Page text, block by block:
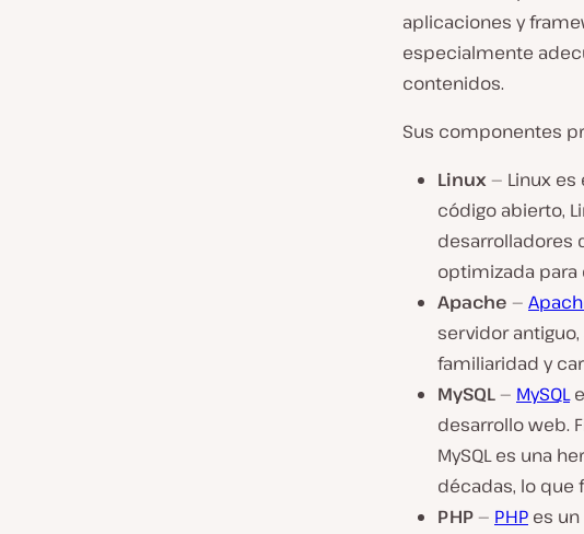
aplicaciones y
especialmente
contenidos.
Sus componentes
Linux— Linux es
código abierto,
desarrolladores
optimizada
Apache —
servidor
familiaridad y
MySQL— MySQL
desarrollo web.
MySQL es una
décadas, lo que
PHP— PHP es